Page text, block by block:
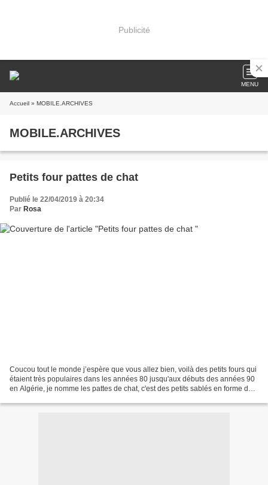
Publicité
MENU
Accueil » MOBILE.ARCHIVES
MOBILE.ARCHIVES
Petits four pattes de chat
Publié le 22/04/2019 à 20:34
Par Rosa
Coucou tout le monde j’espère que vous allez bien, voilà des petits fours qui
étaient très populaires dans les années 80 jusqu'aux débuts des années 90
en Algérie, je nomme les pattes de chat, c'est des petits sablés en forme de